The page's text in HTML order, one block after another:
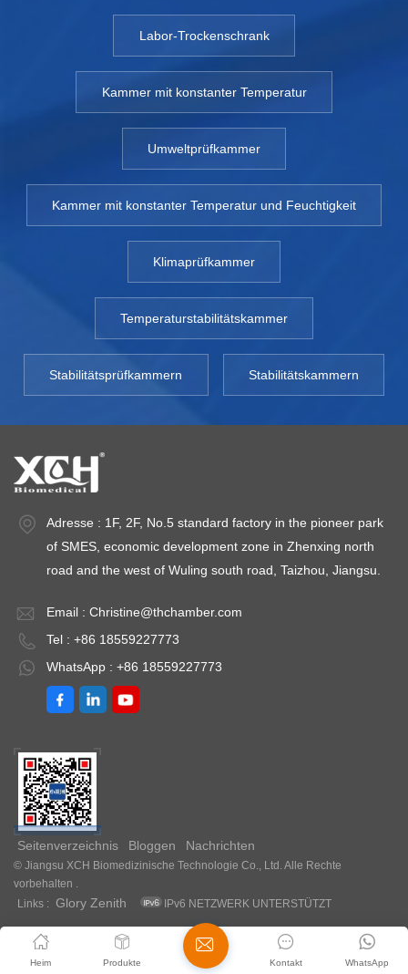
Labor-Trockenschrank
Kammer mit konstanter Temperatur
Umweltprüfkammer
Kammer mit konstanter Temperatur und Feuchtigkeit
Klimaprüfkammer
Temperaturstabilitätskammer
Stabilitätsprüfkammern Stabilitätskammern
Adresse : 1F, 2F, No.5 standard factory in the pioneer park
of SMES, economic development zone in Zhenxing north
road and the west of Wuling south road, Taizhou, Jiangsu.
Email : Christine@thchamber.com
Tel : +86 18559227773
WhatsApp : +86 18559227773
Seitenverzeichnis Bloggen Nachrichten
© Jiangsu XCH Biomedizinische Technologie Co., Ltd. Alle Rechte
vorbehalten .
Links :
Glory Zenith IPv6 NETZWERK UNTERSTÜTZT
Heim Produkte WhatsApp
Kontakt